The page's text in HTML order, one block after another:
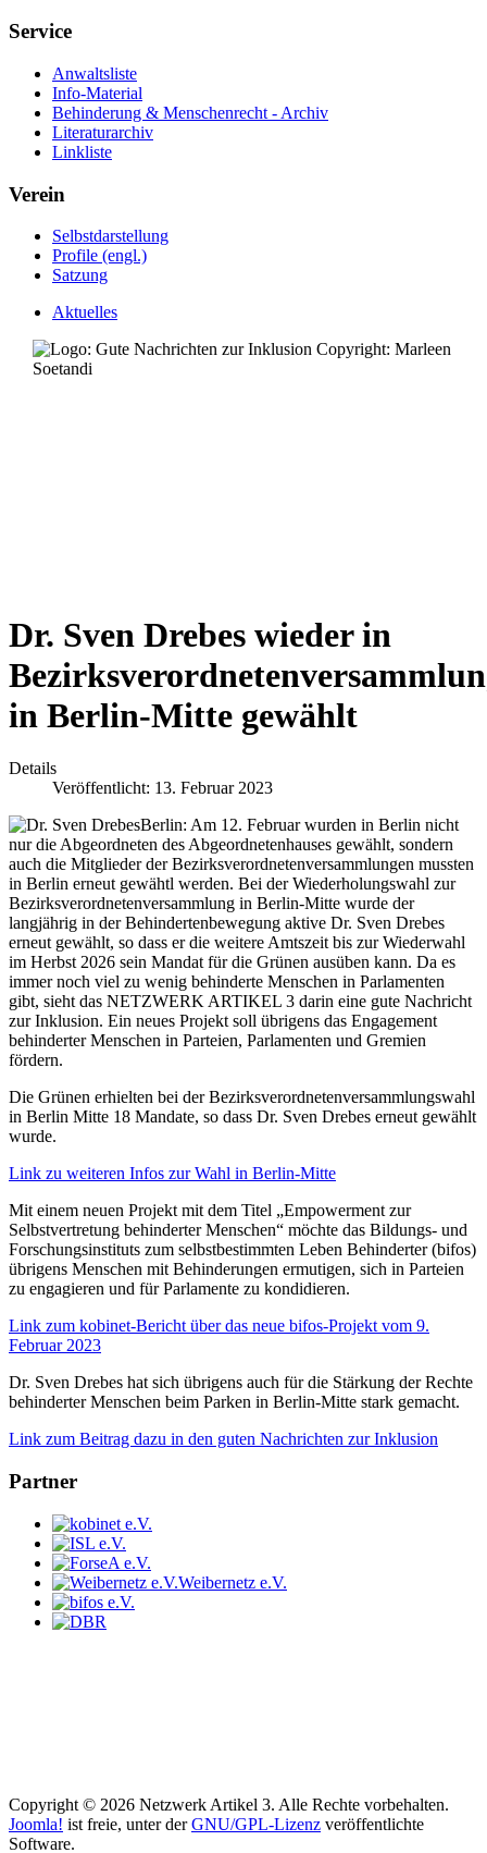
Service
Anwaltsliste
Info-Material
Behinderung & Menschenrecht - Archiv
Literaturarchiv
Linkliste
Verein
Selbstdarstellung
Profile (engl.)
Satzung
Aktuelles
Dr. Sven Drebes wieder in
in Berlin-Mitte gewählt
Details
Veröffentlicht: 13. Februar 2023
Berlin: Am 12. Februar wurden in Berlin nicht
nur die Abgeordneten des Abgeordnetenhauses gewählt, sondern
auch die Mitglieder der Bezirksverordnetenversammlungen mussten
in Berlin erneut gewähtl werden. Bei der Wiederholungswahl zur
Bezirksverordnetenversammlung in Berlin-Mitte wurde der
langjährig in der Behindertenbewegung aktive Dr. Sven Drebes
erneut gewählt, so dass er die weitere Amtszeit bis zur Wiederwahl
im Herbst 2026 sein Mandat für die Grünen ausüben kann. Da es
immer noch viel zu wenig behinderte Menschen in Parlamenten
gibt, sieht das NETZWERK ARTIKEL 3 darin eine gute Nachricht
zur Inklusion. Ein neues Projekt soll übrigens das Engagement
behinderter Menschen in Parteien, Parlamenten und Gremien
fördern.
Die Grünen erhielten bei der Bezirksverordnetenversammlungswahl
in Berlin Mitte 18 Mandate, so dass Dr. Sven Drebes erneut gewählt
wurde.
Link zu weiteren Infos zur Wahl in Berlin-Mitte
Mit einem neuen Projekt mit dem Titel „Empowerment zur
Selbstvertretung behinderter Menschen“ möchte das Bildungs- und
Forschungsinstituts zum selbstbestimmten Leben Behinderter (bifos)
übrigens Menschen mit Behinderungen ermutigen, sich in Parteien
zu engagieren und für Parlamente zu kondidieren.
Link zum kobinet-Bericht über das neue bifos-Projekt vom 9.
Februar 2023
Dr. Sven Drebes hat sich übrigens auch für die Stärkung der Rechte
behinderter Menschen beim Parken in Berlin-Mitte stark gemacht.
Link zum Beitrag dazu in den guten Nachrichten zur Inklusion
Partner
Weibernetz e.V.
Copyright © 2026 Netzwerk Artikel 3. Alle Rechte vorbehalten.
Joomla! ist freie, unter derGNU/GPL-Lizenz veröffentlichte
Software.